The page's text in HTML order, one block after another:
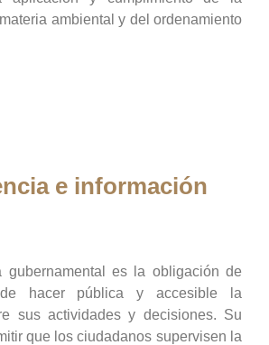
ambiental y del ordenamiento
e información
gubernamental es la obligación de
hacer pública y accesible la
sus actividades y decisiones. Su
que los ciudadanos supervisen la